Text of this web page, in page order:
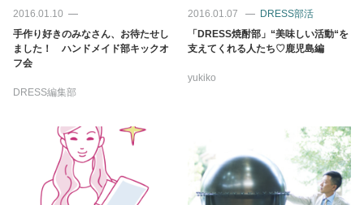
2016.01.10
手作り好きのみなさん、お待たせし
ました！ ハンドメイド部キックオ
フ会
DRESS編集部
2016.01.07
DRESS部活
「DRESS焼酎部」“美味しい活動“を
支えてくれる人たち♡鹿児島編
yukiko